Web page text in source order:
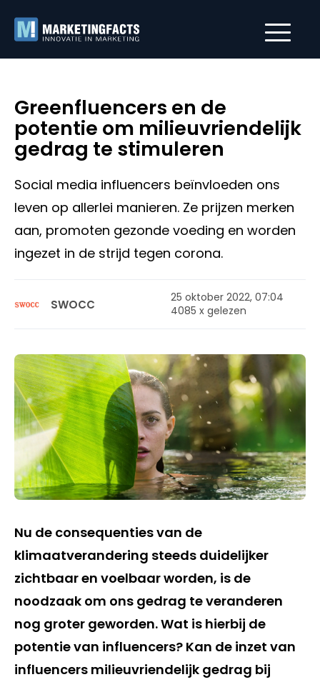
Greenfluencers en de
potentie om milieuvriendelijk
gedrag te stimuleren
Social media influencers beïnvloeden ons
leven op allerlei manieren. Ze prijzen merken
aan, promoten gezonde voeding en worden
ingezet in de strijd tegen corona.
SWOCC
25 oktober 2022, 07:04
4085 x gelezen
Nu de consequenties van de
klimaatverandering steeds duidelijker
zichtbaar en voelbaar worden, is de
noodzaak om ons gedrag te veranderen
nog groter geworden. Wat is hierbij de
potentie van influencers? Kan de inzet van
influencers milieuvriendelijk gedrag bij